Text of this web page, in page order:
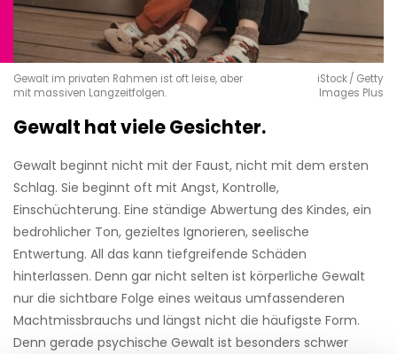
Gewalt im privaten Rahmen ist oft leise, aber
mit massiven Langzeitfolgen.
iStock / Getty
Images Plus
Gewalt hat viele Gesichter.
Gewalt beginnt nicht mit der Faust, nicht mit dem ersten
Schlag. Sie beginnt oft mit Angst, Kontrolle,
Einschüchterung. Eine ständige Abwertung des Kindes, ein
bedrohlicher Ton, gezieltes Ignorieren, seelische
Entwertung. All das kann tiefgreifende Schäden
hinterlassen. Denn gar nicht selten ist körperliche Gewalt
nur die sichtbare Folge eines weitaus umfassenderen
Machtmissbrauchs und längst nicht die häufigste Form.
Denn gerade psychische Gewalt ist besonders schwer